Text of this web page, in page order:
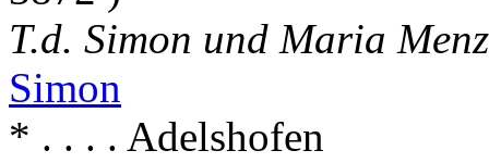
T.d. Simon und Maria
Simon
* . . . . Adelshofen